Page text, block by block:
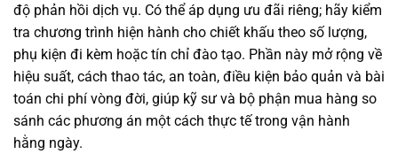
độ phản hồi dịch vụ. Có thể áp dụng ưu đãi riêng; hãy kiểm
tra chương trình hiện hành cho chiết khấu theo số lượng,
phụ kiện đi kèm hoặc tín chỉ đào tạo. Phần này mở rộng về
hiệu suất, cách thao tác, an toàn, điều kiện bảo quản và bài
toán chi phí vòng đời, giúp kỹ sư và bộ phận mua hàng so
sánh các phương án một cách thực tế trong vận hành
hằng ngày.